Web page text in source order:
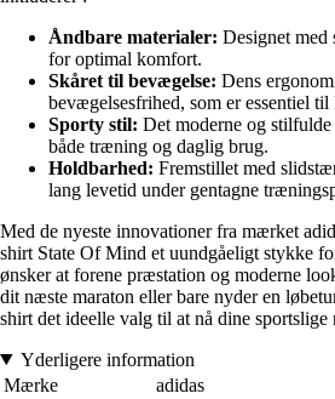
Åndbare materialer: Designet
for optimal komfort.
Skåret til bevægelse: Dens
bevægelsesfrihed, som er essentiel til
Sporty stil: Det moderne og
både træning og daglig brug.
Holdbarhed: Fremstillet med
lang levetid under gentagne
Med de nyeste innovationer fra mærket
shirt State Of Mind et uundgåeligt stykke
ønsker at forene præstation og moderne
dit næste maraton eller bare nyder en
shirt det ideelle valg til at nå dine sportslige
Yderligere information
Mærke
adidas